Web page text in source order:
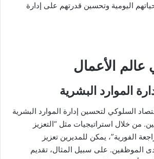
اليومية وتحسين قدرتهم على إدارة
الأعمال
الموارد البشرية
السلوكي لتحسين إدارة الموارد البشرية
من خلال استراتيجيات مثل “التعزيز
الفورية”، يمكن للمديرين تعزيز
الموظفين. على سبيل المثال، تقديم